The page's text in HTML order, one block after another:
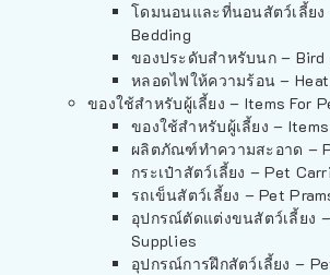
โดมนอนและที่นอนสัตว์เลี้ยง
Bedding
ของประดับสำหรับนก – Bird
หลอดไฟให้ความร้อน –
ของใช้สำหรับผู้เลี้ยง – Items For
ของใช้สำหรับผู้เลี้ยง –
ผลิตภัณฑ์ทำความสะอาด –
กระเป๋าสัตว์เลี้ยง – Pet
รถเข็นสัตว์เลี้ยง – Pet
อุปกรณ์ตัดแต่งขนสัตว์เลี้ยง
Supplies
อุปกรณ์การฝึกสัตว์เลี้ยง –